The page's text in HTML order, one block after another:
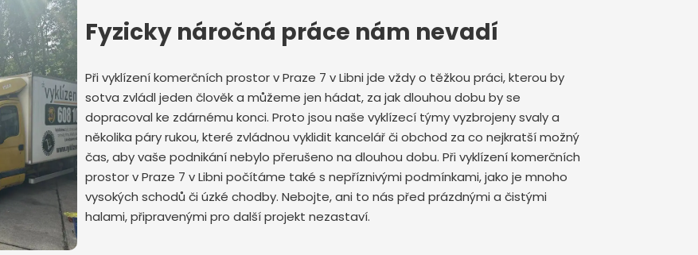
Fyzicky náročná práce nám nevadí
Při vyklízení komerčních prostor v Praze 7 v Libni jde vždy o těžkou práci, kterou by
sotva zvládl jeden člověk a můžeme jen hádat, za jak dlouhou dobu by se
dopracoval ke zdárnému konci. Proto jsou naše vyklízecí týmy vyzbrojeny svaly a
několika páry rukou, které zvládnou vyklidit kancelář či obchod za co nejkratší možný
čas, aby vaše podnikání nebylo přerušeno na dlouhou dobu. Při vyklízení komerčních
prostor v Praze 7 v Libni počítáme také s nepříznivými podmínkami, jako je mnoho
vysokých schodů či úzké chodby. Nebojte, ani to nás před prázdnými a čistými
halami, připravenými pro další projekt nezastaví.
zprávu